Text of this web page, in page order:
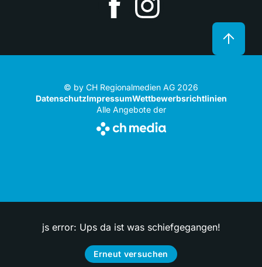
© by CH Regionalmedien AG 2026
DatenschutzImpressumWettbewerbsrichtlinien
Alle Angebote der
js error: Ups da ist was schiefgegangen!
Erneut versuchen